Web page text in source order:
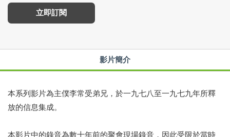
立即訂閱
影片簡介
本系列影片為主僕李常受弟兄，於一九七八至一九七九年所釋
放的信息集成。
本影片中的錄音為數十年前的聚會現場錄音，因此受限於當時